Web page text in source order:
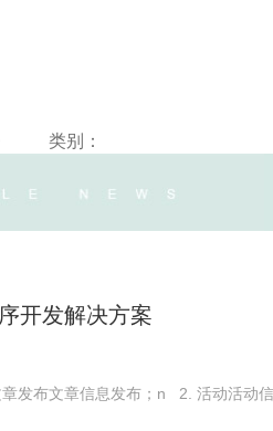
类别：
开发解决方案
发布文章信息发布；n 2. 活动活动